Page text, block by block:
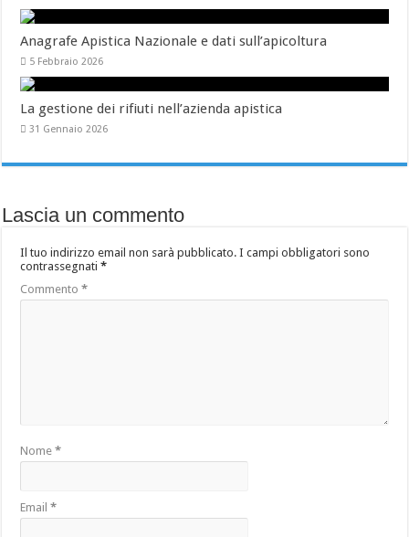
Anagrafe Apistica Nazionale e dati sull’apicoltura
5 Febbraio 2026
La gestione dei rifiuti nell’azienda apistica
31 Gennaio 2026
Lascia un commento
Il tuo indirizzo email non sarà pubblicato. I campi obbligatori sono
contrassegnati*
Commento*
Nome*
Email*